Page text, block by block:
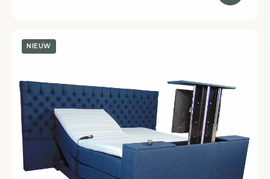
NIEUW